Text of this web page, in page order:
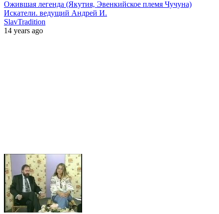
Ожившая легенда (Якутия, Эвенкийское племя Чучуна)
Искатели. ведущий Андрей И.
SlavTradition
14 years ago